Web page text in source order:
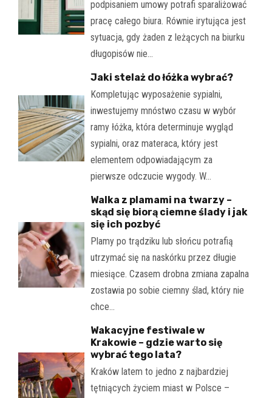
podpisaniem umowy potrafi sparaliżować
pracę całego biura. Równie irytująca jest
sytuacja, gdy żaden z leżących na biurku
długopisów nie…
Jaki stelaż do łóżka wybrać?
Kompletując wyposażenie sypialni,
inwestujemy mnóstwo czasu w wybór
ramy łóżka, która determinuje wygląd
sypialni, oraz materaca, który jest
elementem odpowiadającym za
pierwsze odczucie wygody. W…
Walka z plamami na twarzy –
skąd się biorą ciemne ślady i jak
się ich pozbyć
Plamy po trądziku lub słońcu potrafią
utrzymać się na naskórku przez długie
miesiące. Czasem drobna zmiana zapalna
zostawia po sobie ciemny ślad, który nie
chce…
Wakacyjne festiwale w
Krakowie – gdzie warto się
wybrać tego lata?
Kraków latem to jedno z najbardziej
tętniących życiem miast w Polsce –